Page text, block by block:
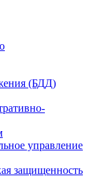
(БДД)
управление
защищенность